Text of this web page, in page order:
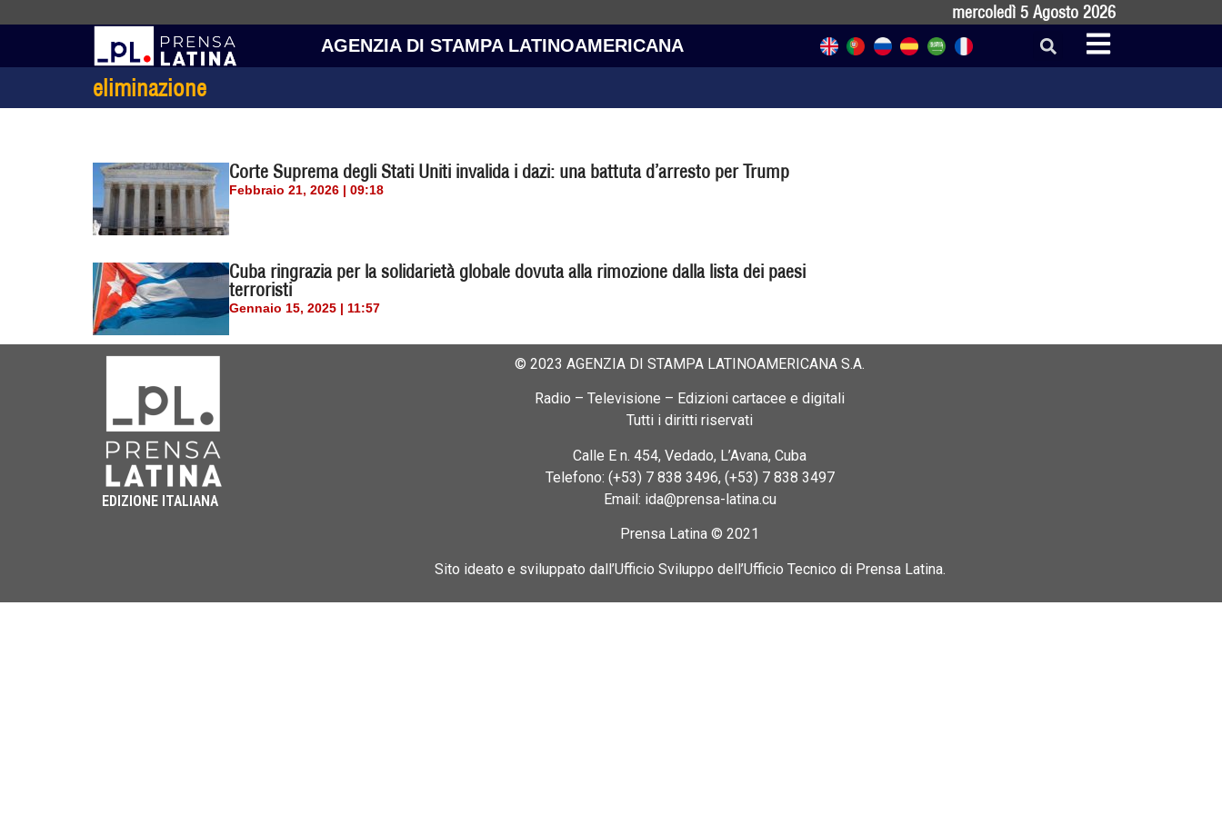
mercoledì 5 Agosto 2026
AGENZIA DI STAMPA LATINOAMERICANA
eliminazione
Corte Suprema degli Stati Uniti invalida i dazi: una battuta d’arresto per Trump
Febbraio 21, 2026 | 09:18
Cuba ringrazia per la solidarietà globale dovuta alla rimozione dalla lista dei paesi
terroristi
Gennaio 15, 2025 | 11:57
EDIZIONE ITALIANA
© 2023 AGENZIA DI STAMPA LATINOAMERICANA S.A.
Radio – Televisione – Edizioni cartacee e digitali
Tutti i diritti riservati
Calle E n. 454, Vedado, L’Avana, Cuba
Telefono: (+53) 7 838 3496, (+53) 7 838 3497
Email: ida@prensa-latina.cu
Prensa Latina © 2021
Sito ideato e sviluppato dall’Ufficio Sviluppo dell’Ufficio Tecnico di Prensa Latina.